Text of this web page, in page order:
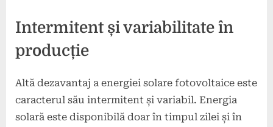
Intermitent și variabilitate în
producție
Altă dezavantaj a energiei solare fotovoltaice este
caracterul său intermitent și variabil. Energia
solară este disponibilă doar în timpul zilei și în